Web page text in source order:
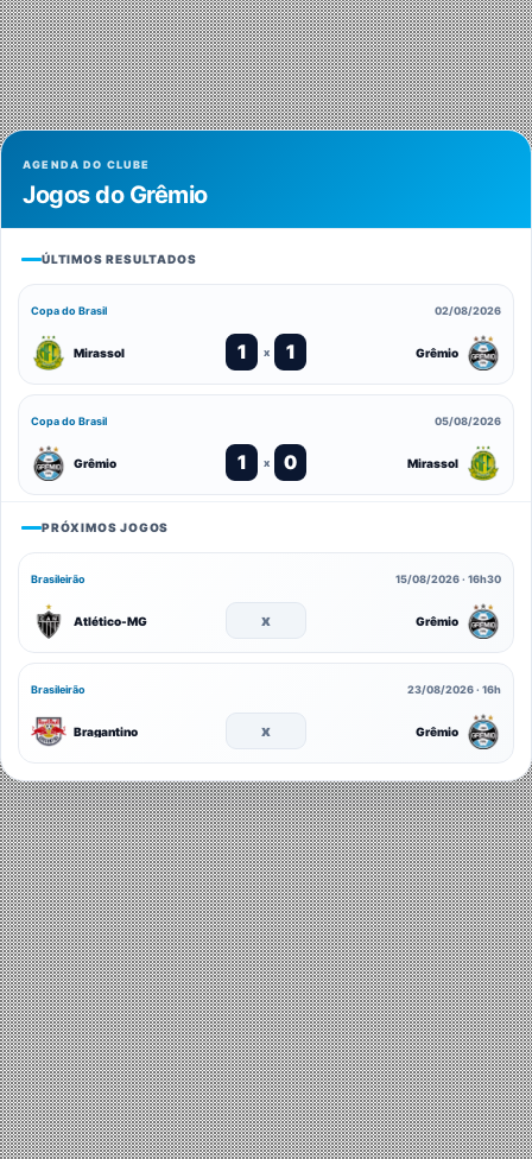
AGENDA DO CLUBE
Jogos do Grêmio
ÚLTIMOS RESULTADOS
Copa do Brasil 02/08/2026
Mirassol 1 x 1 Grêmio
Copa do Brasil 05/08/2026
Grêmio 1 x 0 Mirassol
PRÓXIMOS JOGOS
Brasileirão 15/08/2026 · 16h30
Atlético-MG x Grêmio
Brasileirão 23/08/2026 · 16h
Bragantino x Grêmio